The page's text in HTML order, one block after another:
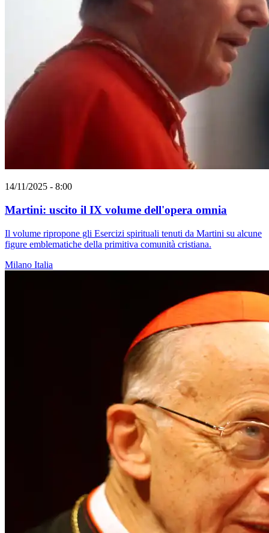
14/11/2025 - 8:00
Martini: uscito il IX volume dell'opera omnia
Il volume ripropone gli Esercizi spirituali tenuti da Martini su alcune
figure emblematiche della primitiva comunità cristiana.
Milano Italia